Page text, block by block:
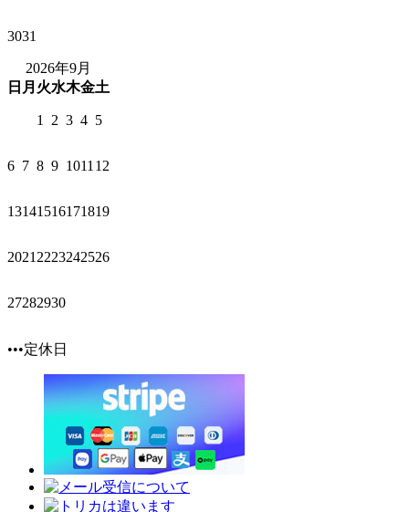
3031
2026年9月
日 月 火水木金土
1 2 3 4 5
6 7 8 9 1011 12
13141516171819
2021 2223242526
27282930
•••定休日